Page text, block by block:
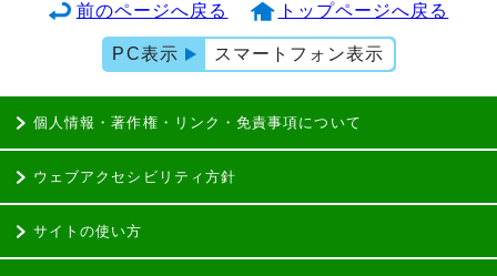
前のページへ戻る トップページへ戻る
PC表示 スマートフォン表示
個人情報・著作権・リンク・免責事項について
ウェブアクセシビリティ方針
サイトの使い方